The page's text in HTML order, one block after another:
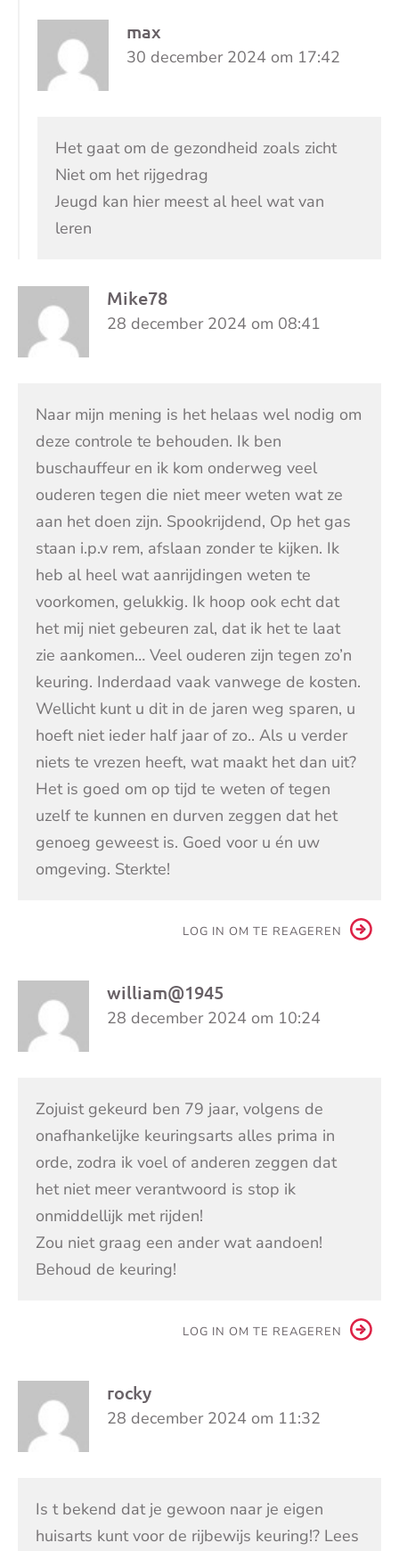
max
30 december 2024 om 17:42
Het gaat om de gezondheid zoals zicht
Niet om het rijgedrag
Jeugd kan hier meest al heel wat van
leren
Mike78
28 december 2024 om 08:41
Naar mijn mening is het helaas wel nodig om
deze controle te behouden. Ik ben
buschauffeur en ik kom onderweg veel
ouderen tegen die niet meer weten wat ze
aan het doen zijn. Spookrijdend, Op het gas
staan i.p.v rem, afslaan zonder te kijken. Ik
heb al heel wat aanrijdingen weten te
voorkomen, gelukkig. Ik hoop ook echt dat
het mij niet gebeuren zal, dat ik het te laat
zie aankomen… Veel ouderen zijn tegen zo’n
keuring. Inderdaad vaak vanwege de kosten.
Wellicht kunt u dit in de jaren weg sparen, u
hoeft niet ieder half jaar of zo.. Als u verder
niets te vrezen heeft, wat maakt het dan uit?
Het is goed om op tijd te weten of tegen
uzelf te kunnen en durven zeggen dat het
genoeg geweest is. Goed voor u én uw
omgeving. Sterkte!
LOG IN OM TE REAGEREN
william@1945
28 december 2024 om 10:24
Zojuist gekeurd ben 79 jaar, volgens de
onafhankelijke keuringsarts alles prima in
orde, zodra ik voel of anderen zeggen dat
het niet meer verantwoord is stop ik
onmiddellijk met rijden!
Zou niet graag een ander wat aandoen!
Behoud de keuring!
LOG IN OM TE REAGEREN
rocky
28 december 2024 om 11:32
Is t bekend dat je gewoon naar je eigen
huisarts kunt voor de rijbewijs keuring!? Lees